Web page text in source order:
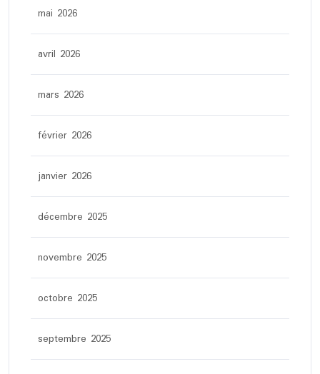
mai 2026
avril 2026
mars 2026
février 2026
janvier 2026
décembre 2025
novembre 2025
octobre 2025
septembre 2025